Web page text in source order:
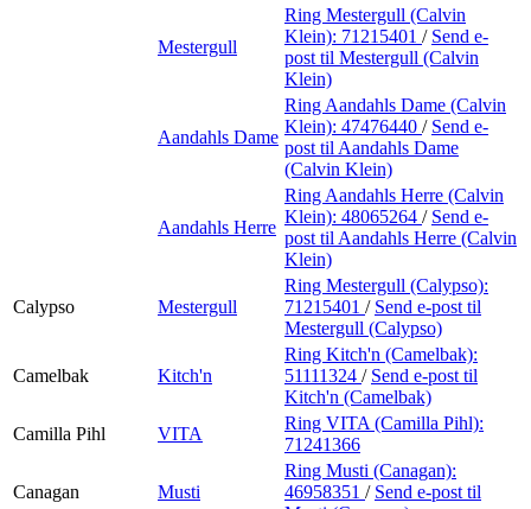
Mestergull
Ring Mestergull (Calvin
Klein): 71215401 / Send e-
post til Mestergull (Calvin
Klein)
Aandahls Dame
Ring Aandahls Dame (Calvin
Klein): 47476440 / Send e-
post til Aandahls Dame
(Calvin Klein)
Aandahls Herre
Ring Aandahls Herre (Calvin
Klein): 48065264 / Send e-
post til Aandahls Herre (Calvin
Klein)
Calypso Mestergull
Ring Mestergull (Calypso):
71215401 / Send e-post til
Mestergull (Calypso)
Camelbak Kitch'n
Ring Kitch'n (Camelbak):
51111324 / Send e-post til
Kitch'n (Camelbak)
Camilla Pihl
VITA
Ring VITA (Camilla Pihl):
71241366
Canagan Musti
Ring Musti (Canagan):
46958351 / Send e-post til